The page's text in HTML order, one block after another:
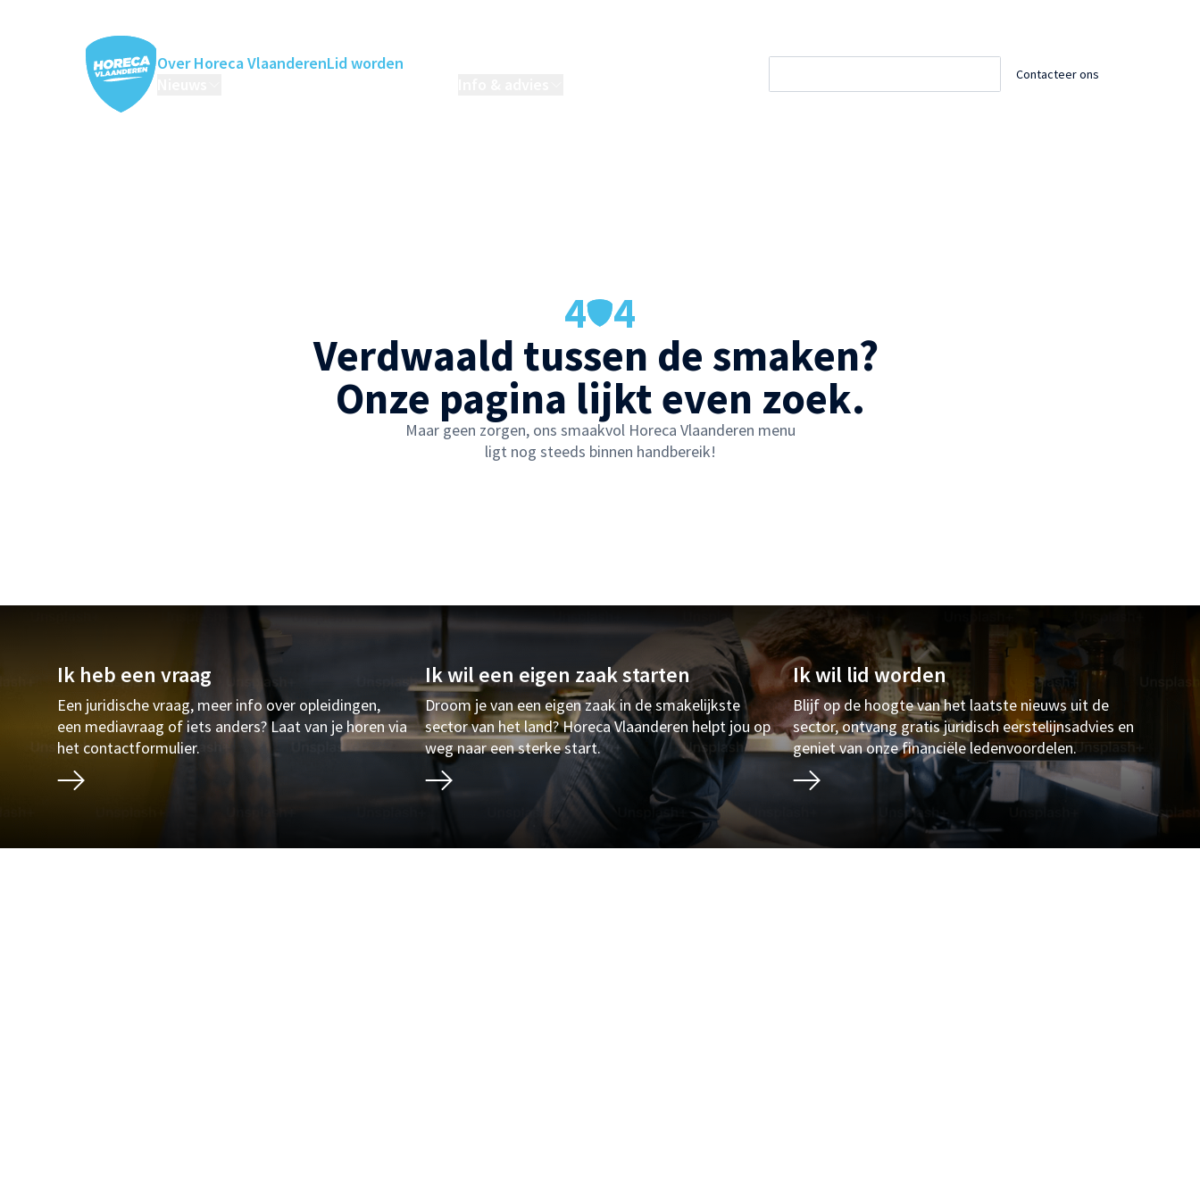
Over Horeca VlaanderenLid worden
Contacteer ons
4 4
Verdwaald tussen de smaken?
Onze pagina lijkt even zoek.
Maar geen zorgen, ons smaakvol Horeca Vlaanderen menu
ligt nog steeds binnen handbereik!
Ik heb een vraag
Een juridische vraag, meer info over opleidingen,
een mediavraag of iets anders? Laat van je horen via
het contactformulier.
Ik wil een eigen zaak starten
Droom je van een eigen zaak in de smakelijkste
sector van het land? Horeca Vlaanderen helpt jou op
weg naar een sterke start.
Ik wil lid worden
Blijf op de hoogte van het laatste nieuws uit de
sector, ontvang gratis juridisch eerstelijnsadvies en
geniet van onze financiële ledenvoordelen.